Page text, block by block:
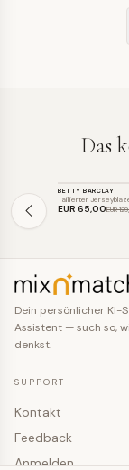
Das
SALE
BETTY BARCLAY
Taillierter
EUR 65,00EUR 129
Dein persönlicher KI-
Assistent — such so,
denkst.
SUPPORT
Kontakt
Feedback
Anmelden